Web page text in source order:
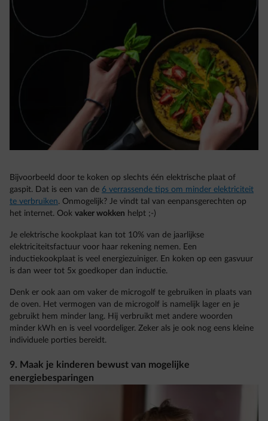
Bijvoorbeeld door te koken op slechts één elektrische plaat of
gaspit. Dat is een van de 6 verrassende tips om minder elektriciteit
te verbruiken. Onmogelijk? Je vindt tal van eenpansgerechten op
het internet. Ook vaker wokken helpt ;-)
Je elektrische kookplaat kan tot 10% van de jaarlijkse
elektriciteitsfactuur voor haar rekening nemen. Een
inductiekookplaat is veel energiezuiniger. En koken op een gasvuur
is dan weer tot 5x goedkoper dan inductie.
Denk er ook aan om vaker de microgolf te gebruiken in plaats van
de oven. Het vermogen van de microgolf is namelijk lager en je
gebruikt hem minder lang. Hij verbruikt met andere woorden
minder kWh en is veel voordeliger. Zeker als je ook nog eens kleine
individuele porties bereidt.
9. Maak je kinderen bewust van mogelijke
energiebesparingen